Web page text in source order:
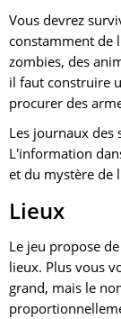
Vous devrez
constamment de
zombies, des
il faut construire
procurer des
Les journaux
L'information
et du mystère de
Lieux
Le jeu propose
lieux. Plus vous
grand, mais le